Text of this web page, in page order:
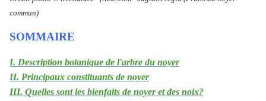
commun)
SOMMAIRE
I. Description botanique de l'arbre du noyer
II. Principaux constituants de noyer
III. Quelles sont les bienfaits de noyer et des noix?